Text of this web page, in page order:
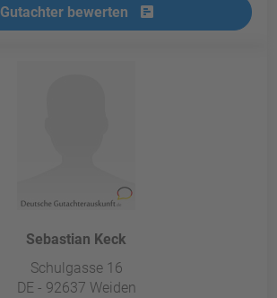
Gutachter bewerten
Sebastian Keck
Schulgasse 16
DE - 92637 Weiden